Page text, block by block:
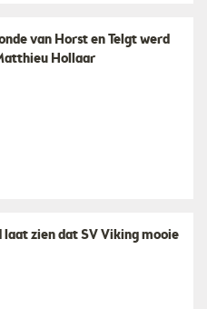
van Horst en Telgt werd
Hollaar
zien dat SV Viking mooie